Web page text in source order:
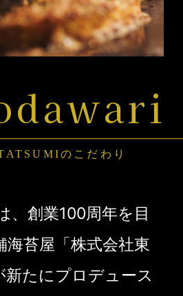
のこだわり
、創業100周年を目
海苔屋「株式会社東
新たにプロデュース